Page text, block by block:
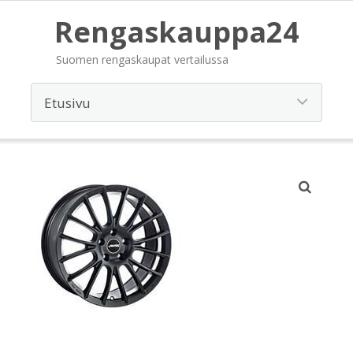
Rengaskauppa24
Suomen rengaskaupat vertailussa